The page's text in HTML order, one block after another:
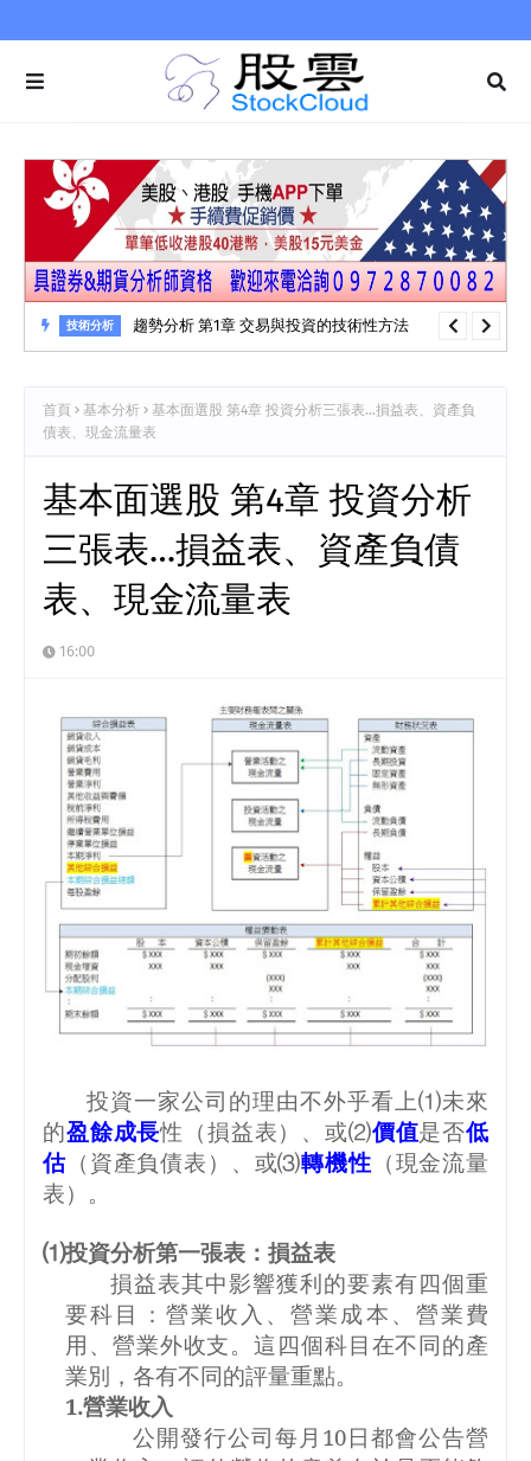
技術分析 趨勢分析 第1章 交易與投資的技術性方法
首頁 基本分析
基本面選股 第4章 投資分析三張表…損益表、資產負
債表、現金流量表
基本面選股 第4章 投資分析
三張表…損益表、資產負債
表、現金流量表
16:00
投資一家公司的理由不外乎看上⑴未來
的盈餘成長性（損益表）、或⑵價值是否低
估（資產負債表）、或⑶轉機性 （現金流量
表）。
⑴投資分析第一張表：損益表
損益表其中影響獲利的要素有四個重
要科目：營業收入、營業成本、營業費
用、營業外收支。這四個科目在不同的產
業別，各有不同的評量重點。
1.營業收入
公開發行公司每月 10日都會公告營